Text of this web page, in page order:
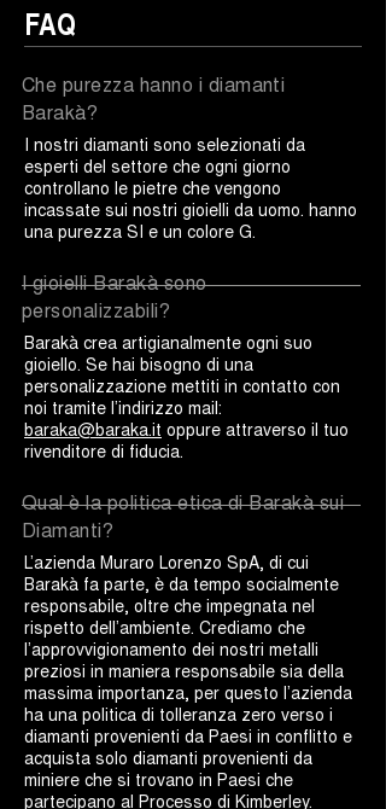
FAQ
Che purezza hanno i diamanti
Barakà?
I nostri diamanti sono selezionati da
esperti del settore che ogni giorno
controllano le pietre che vengono
incassate sui nostri gioielli da uomo. hanno
una purezza SI e un colore G.
I gioielli Barakà sono
personalizzabili?
Barakà crea artigianalmente ogni suo
gioiello. Se hai bisogno di una
personalizzazione mettiti in contatto con
noi tramite l’indirizzo mail:
baraka@baraka.it oppure attraverso il tuo
rivenditore di fiducia.
Qual è la politica etica di Barakà sui
Diamanti?
L’azienda Muraro Lorenzo SpA, di cui
Barakà fa parte, è da tempo socialmente
responsabile, oltre che impegnata nel
rispetto dell’ambiente. Crediamo che
l’approvvigionamento dei nostri metalli
preziosi in maniera responsabile sia della
massima importanza, per questo l’azienda
ha una politica di tolleranza zero verso i
diamanti provenienti da Paesi in conflitto e
acquista solo diamanti provenienti da
miniere che si trovano in Paesi che
partecipano al Processo di Kimberley.